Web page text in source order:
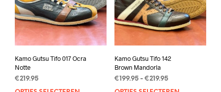
Kamo Gutsu Tifo 017 Ocra
Notte
€219.95
Kamo Gutsu Tifo 142
Brown Mandorla
€ 199.95 - €219.95Prijsklasse:
€199.95